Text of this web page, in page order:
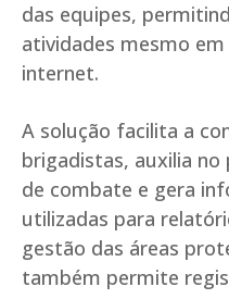
das equipes,
atividades mesmo
internet.
A solução facilita a
brigadistas, auxilia no
de combate e gera
utilizadas para
gestão das áreas
também permite